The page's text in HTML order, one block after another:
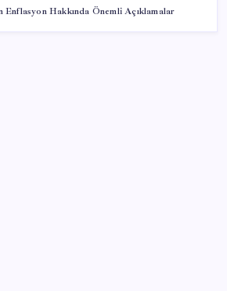
Enflasyon Hakkında Önemli Açıklamalar